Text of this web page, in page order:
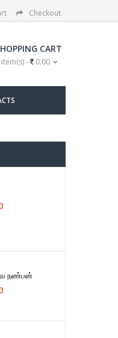
Checkout
CART
item(s) - 0.00
நண்பன்